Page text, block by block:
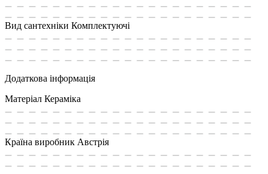
Вид сантехніки Комплектуючі
Додаткова інформація
Матеріал Кераміка
Країна виробник Австрія